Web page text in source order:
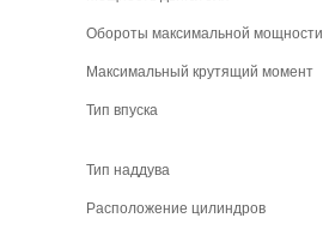
Обороты максимальной мощности
Максимальный крутящий момент
Тип впуска
Тип наддува
Расположение цилиндров